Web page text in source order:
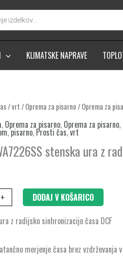
KLIMATSKE NAPRAVE
/vrt/Oprema za pisarno/Oprema za
, Oprema za pisarno, Oprema za pisarno,
,pisarno, Prosti čas,vrt
stenska ura z
+
DODAJ V KOŠARICO
z radijsko sinhronizacijo časa DCF
merjenje časa brez